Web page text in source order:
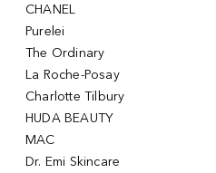
CHANEL
Purelei
The Ordinary
La Roche-Posay
Charlotte Tilbury
HUDA BEAUTY
MAC
Dr. Emi Skincare